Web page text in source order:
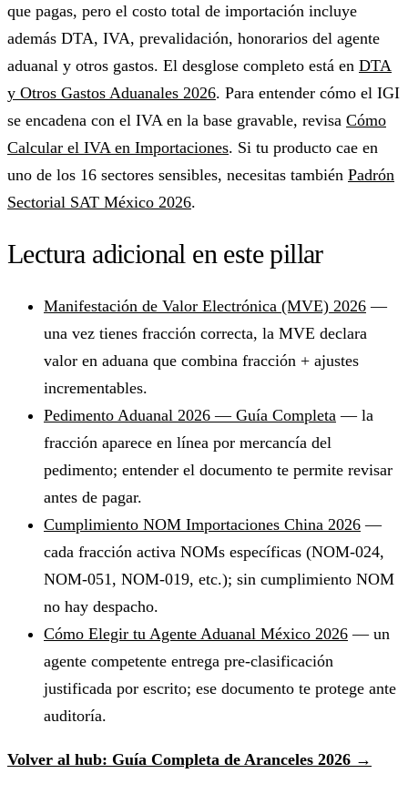
que pagas, pero el costo total de importación incluye
además DTA, IVA, prevalidación, honorarios del agente
aduanal y otros gastos. El desglose completo está en DTA
y Otros Gastos Aduanales 2026. Para entender cómo el IGI
se encadena con el IVA en la base gravable, revisa Cómo
Calcular el IVA en Importaciones. Si tu producto cae en
uno de los 16 sectores sensibles, necesitas también Padrón
Sectorial SAT México 2026.
Lectura adicional en este pillar
Manifestación de Valor Electrónica (MVE) 2026 —
una vez tienes fracción correcta, la MVE declara
valor en aduana que combina fracción + ajustes
incrementables.
Pedimento Aduanal 2026 — Guía Completa — la
fracción aparece en línea por mercancía del
pedimento; entender el documento te permite revisar
antes de pagar.
Cumplimiento NOM Importaciones China 2026 —
cada fracción activa NOMs específicas (NOM-024,
NOM-051, NOM-019, etc.); sin cumplimiento NOM
no hay despacho.
Cómo Elegir tu Agente Aduanal México 2026 — un
agente competente entrega pre-clasificación
justificada por escrito; ese documento te protege ante
auditoría.
Volver al hub: Guía Completa de Aranceles 2026 →